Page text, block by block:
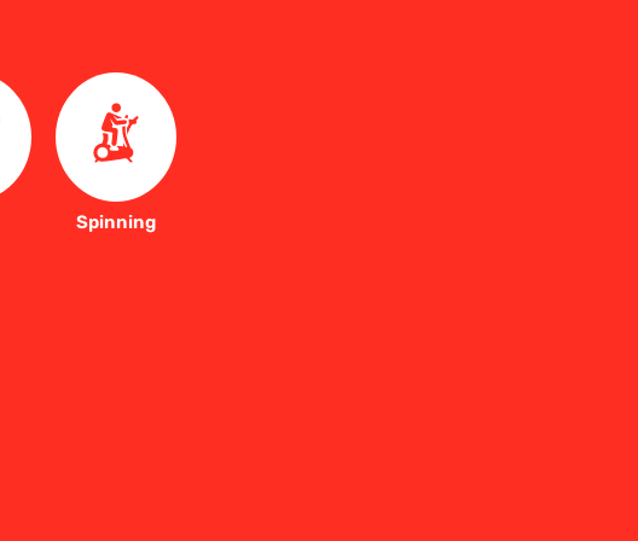
Spinning